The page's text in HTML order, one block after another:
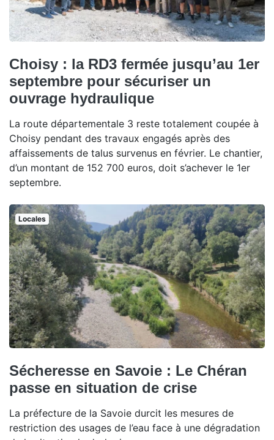
Choisy : la RD3 fermée jusqu’au 1er
septembre pour sécuriser un
ouvrage hydraulique
La route départementale 3 reste totalement coupée à
Choisy pendant des travaux engagés après des
affaissements de talus survenus en février. Le chantier,
d’un montant de 152 700 euros, doit s’achever le 1er
septembre.
Locales
Sécheresse en Savoie : Le Chéran
passe en situation de crise
La préfecture de la Savoie durcit les mesures de
restriction des usages de l’eau face à une dégradation